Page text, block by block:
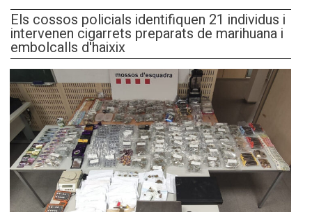
Els cossos policials identifiquen 21 individus i
intervenen cigarrets preparats de marihuana i
embolcalls d'haixix